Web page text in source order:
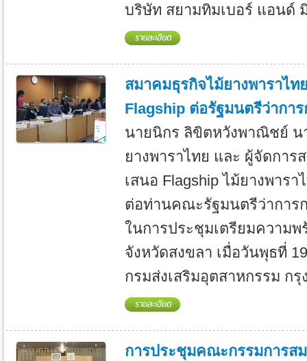
บริษัท สยามทิมเบอร์ แอนด์
สมาคมธุรกิจไม้ยางพาราไท
Flagship ต่อรัฐมนตรีว่ากา
นายนิกร ลิขิตหวังพาณิชย์ น
ยางพาราไทย และ ผู้จัดการ
เสนอ Flagship ไม้ยางพารา
ต่อท่านคณะรัฐมนตรีว่าการ
ในการประชุมเตรียมความ
จังหวัดสงขลา เมื่อวันพุธที่
กรมส่งเสริมอุตสาหกรรม กรุ
การประชุมคณะกรรมการส